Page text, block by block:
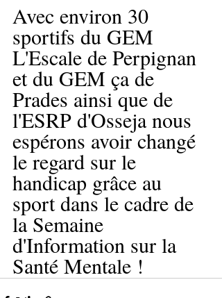
Avec environ 30
sportifs du GEM
L'Escale de Perpignan
et du GEM ça de
Prades ainsi que de
l'ESRP d'Osseja nous
espérons avoir changé
le regard sur le
handicap grâce au
sport dans le cadre de
la Semaine
d'Information sur la
Santé Mentale !